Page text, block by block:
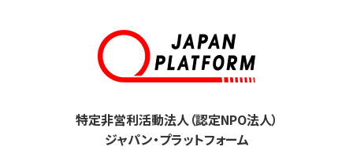
特定非営利活動法人（認定NPO法人）
ジャパン・プラットフォーム